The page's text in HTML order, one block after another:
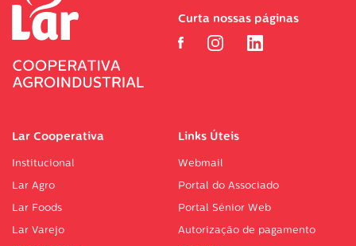
Lar Cooperativa
Institucional
Lar Agro
Lar Foods
Lar Varejo
Links Úteis
Webmail
Portal do Associado
Portal Sénior Web
Autorização de pagamento
Curta nossas páginas